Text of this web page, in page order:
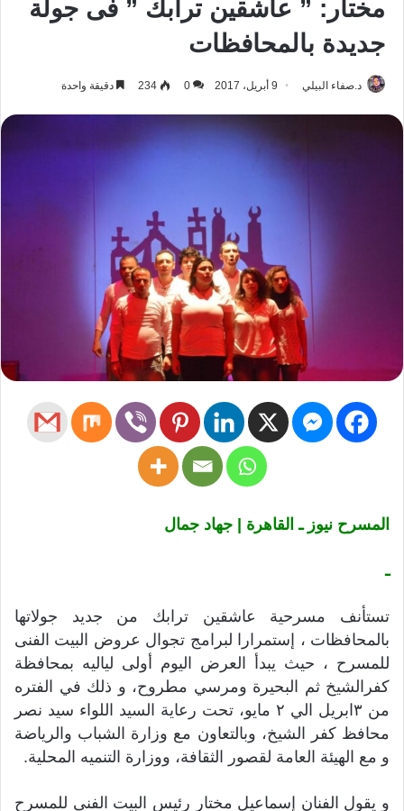
مختار: ” عاشقين ترابك ” فى جولة
جديدة بالمحافظات
د.صفاء البيلي 9 أبريل، 2017 0
234 دقيقة واحدة
المسرح نيوز ـ القاهرة | جهاد جمال
ـ
تستأنف مسرحية عاشقين ترابك من جديد جولاتها
بالمحافظات ، إستمرارا لبرامج تجوال عروض البيت الفنى
للمسرح ، حيث يبدأ العرض اليوم أولى لياليه بمحافظة
كفرالشيخ ثم البحيرة ومرسي مطروح، و ذلك في الفتره
من ٣ابريل الي ٢ مايو، تحت رعاية السيد اللواء سيد نصر
محافظ كفر الشيخ، وبالتعاون مع وزارة الشباب والرياضة
و مع الهيئة العامة لقصور الثقافة، ووزارة التنميه المحلية.
و يقول الفنان إسماعيل مختار رئيس البيت الفنى للمسرح